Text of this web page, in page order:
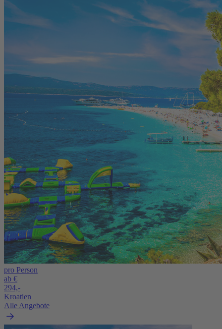
pro Person
ab €
294,-
Kroatien
Alle Angebote